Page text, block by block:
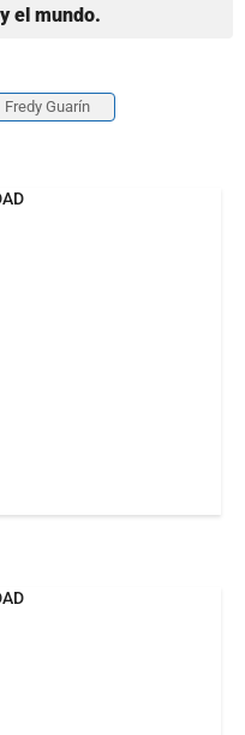
el mundo.
Fredy Guarín